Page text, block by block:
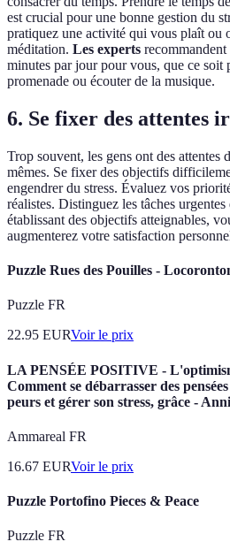
est crucial pour une bonne gestion du
pratiquez une activité qui vous plaît ou
méditation. Les experts
minutes par jour pour vous, que ce soit
promenade ou écouter de la musique.
6. Se fixer des attentes
Trop souvent, les gens ont des attentes
mêmes. Se fixer des objectifs
engendrer du stress. Évaluez vos
réalistes. Distinguez les tâches
établissant des objectifs atteignables,
augmenterez votre satisfaction
Puzzle Rues des Pouilles -
Puzzle FR
22.95 EURVoir le prix
LA PENSÉE POSITIVE -
Comment se débarrasser des
peurs et gérer son stress, grâce -
Ammareal FR
16.67 EURVoir le prix
Puzzle Portofino Pieces & Peace
Puzzle FR